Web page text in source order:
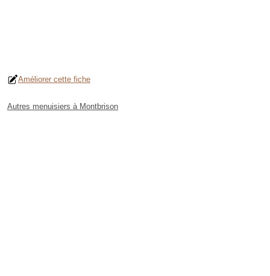
Améliorer cette fiche
Autres menuisiers à Montbrison